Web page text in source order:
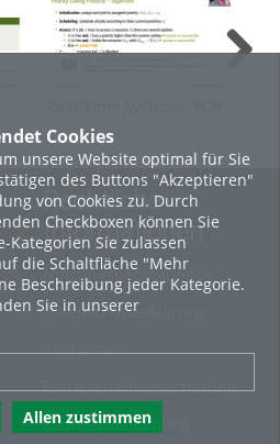
Cookies
unsere Website optimal für Sie
des Buttons "Akzeptieren"
von Cookies zu. Durch
Checkboxen können Sie
Kategorien Sie zulassen
die Schaltfläche "Mehr
Beschreibung jeder Kategorie.
Sie in unserer
Allen zustimmen
Rechtliche
Informationen
Nutzungsbedingungen
Datenschutzerklärung
Impressum
Barrierefreiheitserklärung
Cookie-Zustimmung